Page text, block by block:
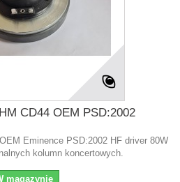
CD44 OEM PSD:2002
Eminence PSD:2002 HF driver 80W
kolumn koncertowych.
magazynie